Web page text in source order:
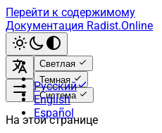
Перейти к содержимому
Документация Radist.Online
Светлая
Темная
Система
Русский
English
Español
На этой странице